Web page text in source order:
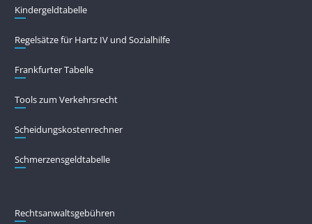
Kindergeldtabelle
Regelsätze für Hartz IV und Sozialhilfe
Frankfurter Tabelle
Tools zum Verkehrsrecht
Scheidungskostenrechner
Schmerzensgeldtabelle
Rechtsanwaltsgebühren